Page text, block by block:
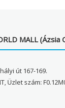
MALL (Ázsia
út 167-169.
Üzlet szám: